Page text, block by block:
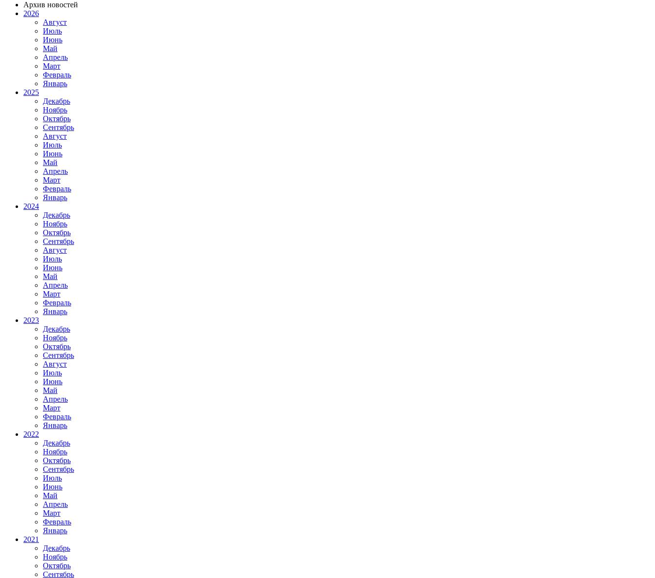
Архив новостей
2026
Август
Июль
Июнь
Май
Апрель
Март
Февраль
Январь
2025
Декабрь
Ноябрь
Октябрь
Сентябрь
Август
Июль
Июнь
Май
Апрель
Март
Февраль
Январь
2024
Декабрь
Ноябрь
Октябрь
Сентябрь
Август
Июль
Июнь
Май
Апрель
Март
Февраль
Январь
2023
Декабрь
Ноябрь
Октябрь
Сентябрь
Август
Июль
Июнь
Май
Апрель
Март
Февраль
Январь
2022
Декабрь
Ноябрь
Октябрь
Сентябрь
Июль
Июнь
Май
Апрель
Март
Февраль
Январь
2021
Декабрь
Ноябрь
Октябрь
Сентябрь